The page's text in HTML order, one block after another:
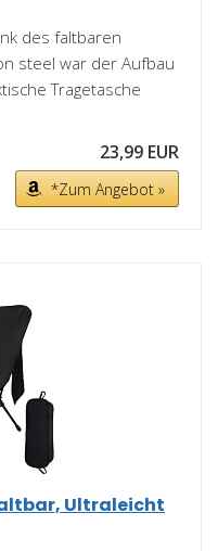
des faltbaren
steel war der Aufbau
Tragetasche
23,99 EUR
*Zum Angebot »
Ultraleicht